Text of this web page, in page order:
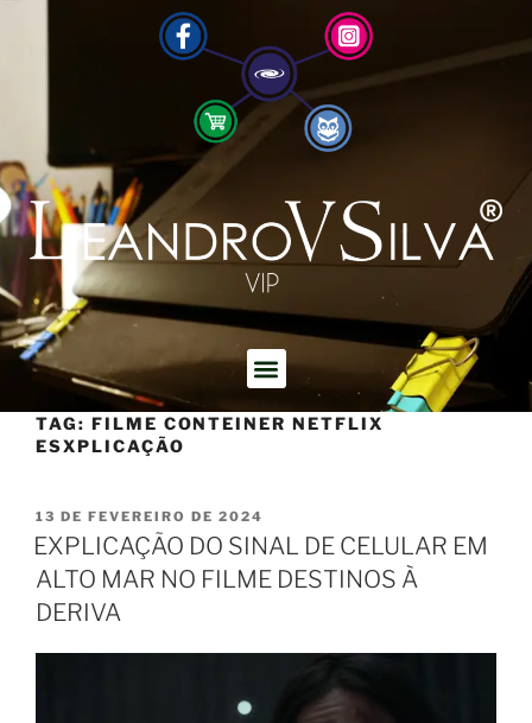
TAG: FILME CONTEINER NETFLIX
ESXPLICAÇÃO
13 DE FEVEREIRO DE 2024
EXPLICAÇÃO DO SINAL DE CELULAR EM
ALTO MAR NO FILME DESTINOS À
DERIVA